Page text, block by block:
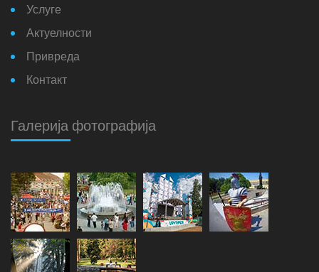
Услуге
Актуелности
Привреда
Контакт
Галерија фотографија